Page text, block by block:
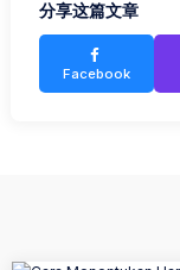
分享这篇文章
Facebook